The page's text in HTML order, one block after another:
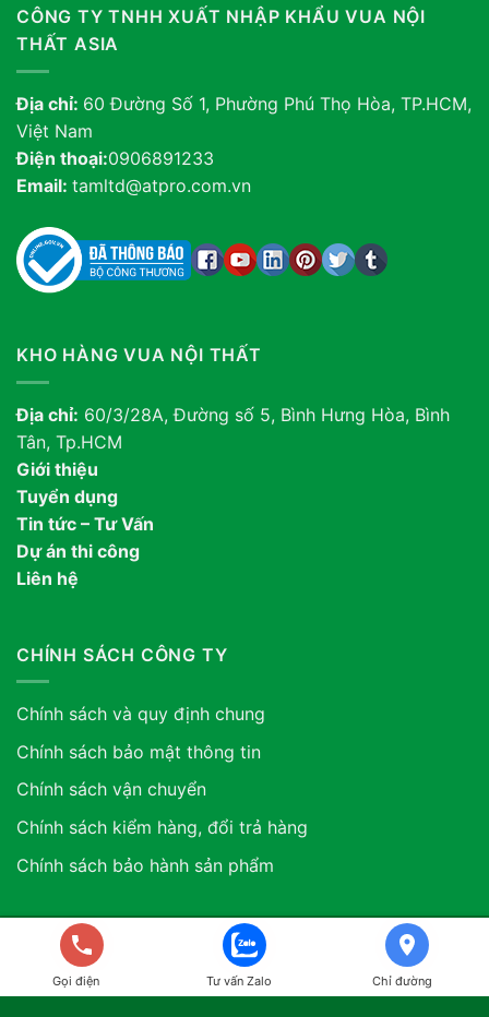
CÔNG TY TNHH XUẤT NHẬP KHẨU VUA NỘI
THẤT ASIA
Địa chỉ: 60 Đường Số 1, Phường Phú Thọ Hòa, TP.HCM,
Việt Nam
Điện thoại:0906891233
Email: tamltd@atpro.com.vn
KHO HÀNG VUA NỘI THẤT
Địa chỉ: 60/3/28A, Đường số 5, Bình Hưng Hòa, Bình
Tân, Tp.HCM
Giới thiệu
Tuyển dụng
Tin tức – Tư Vấn
Dự án thi công
Liên hệ
CHÍNH SÁCH CÔNG TY
Chính sách và quy định chung
Chính sách bảo mật thông tin
Chính sách vận chuyển
Chính sách kiểm hàng, đổi trả hàng
Chính sách bảo hành sản phẩm
Copyright 2026 ©. Công ty TNHH Xuất Nhập Khẩu Vua Nội
Thất ASIA. GPDKKD: 0318507634 do sở KH & ĐT TP.HCM
cấp ngày 12/06/2024
Gọi điện Tư vấn Zalo Chỉ đường